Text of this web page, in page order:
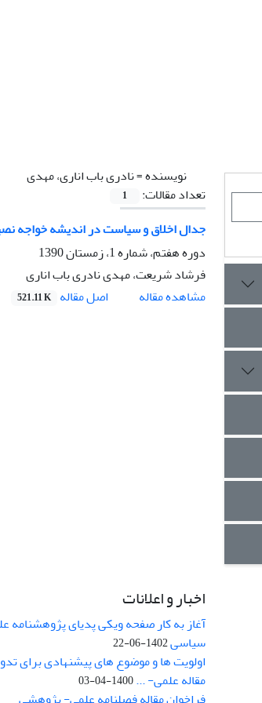
نویسنده =نادری باب اناری، مهدی
تعداد مقالات:
1
جدال اخلاق و سیاست در اندیشه خواجه
دوره هفتم، شماره 1، زمستان 1390
فرشاد شریعت، مهدی نادری باب اناری
مشاهده مقاله
اصل مقاله 521.11 K
اخبار و اعلانات
آغاز به کار صفحه ویکی پدیای پژوهشنامه
سیاسی1402-06-22
اولویت ها و موضوع های پیشنهادی برای
مقاله علمی- ...1400-04-03